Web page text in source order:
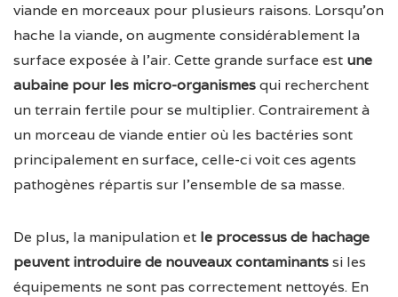
viande en morceaux pour plusieurs raisons. Lorsqu’on
hache la viande, on augmente considérablement la
surface exposée à l’air. Cette grande surface est une
aubaine pour les micro-organismesqui recherchent
un terrain fertile pour se multiplier. Contrairement à
un morceau de viande entier où les bactéries sont
principalement en surface, celle-ci voit ces agents
pathogènes répartis sur l’ensemble de sa masse.
De plus, la manipulation et le processus de hachage
peuvent introduire de nouveaux contaminantssi les
équipements ne sont pas correctement nettoyés. En